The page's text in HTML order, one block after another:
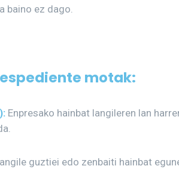
baino ez dago.
motak:
): Enpresako hainbat langileren lan
guztiei edo zenbaiti hainbat